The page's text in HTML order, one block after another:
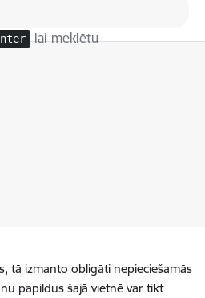
lai meklētu
tā izmanto obligāti nepieciešamās
papildus šajā vietnē var tikt